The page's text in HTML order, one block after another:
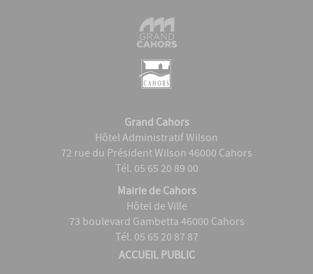
Grand Cahors
Hôtel Administratif Wilson
72 rue du Président Wilson 46000 Cahors
Tél. 05 65 20 89 00
Mairie de Cahors
Hôtel de Ville
73 boulevard Gambetta 46000 Cahors
Tél. 05 65 20 87 87
ACCUEIL PUBLIC